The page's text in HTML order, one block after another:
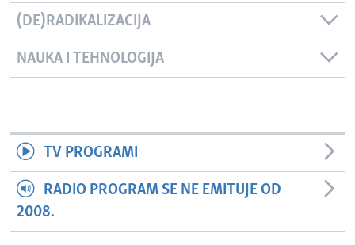
(DE)RADIKALIZACIJA
NAUKA I TEHNOLOGIJA
TV PROGRAMI
RADIO PROGRAM SE NE EMITUJE OD
2008.